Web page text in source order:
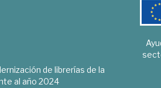
de librerías de la
al año 2024